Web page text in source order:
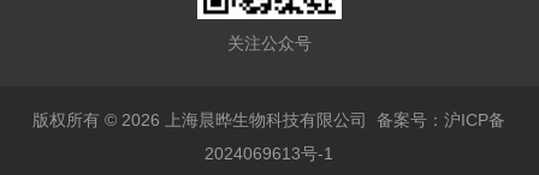
关注公众号
版权所有 © 2026 上海晨晔生物科技有限公司备案号：沪ICP备
2024069613号-1